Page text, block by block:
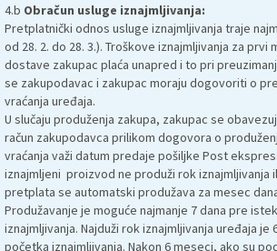
4.b Obračun usluge iznajmljivanja:
Pretplatnički odnos usluge iznajmljivanja traje
od 28. 2. do 28. 3.). Troškove iznajmljivanja za prvi
dostave zakupac plaća unapred i to pri
se zakupodavac i zakupac moraju dogovoriti o
vraćanja uređaja.
U slučaju produženja zakupa, zakupac se
račun zakupodavca prilikom dogovora o
vraćanja važi datum predaje pošiljke Post
iznajmljeni proizvod ne produži rok iznajmljivanja
pretplata se automatski produžava za mesec
Produžavanje je moguće najmanje 7 dana pre
iznajmljivanja. Najduži rok iznajmljivanja uređaja je
početka iznajmljivanja. Nakon 6 meseci, ako su